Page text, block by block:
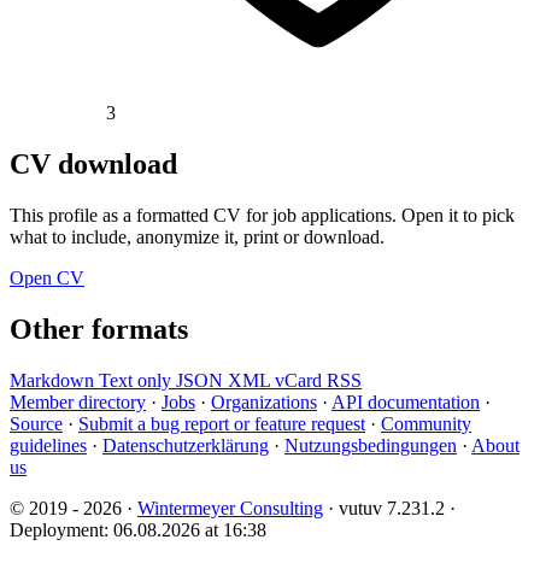
3
CV download
This profile as a formatted CV for job applications. Open it to pick
what to include, anonymize it, print or download.
Open CV
Other formats
Markdown Text only JSON XML vCard RSS
Member directory · Jobs · Organizations · API documentation ·
Source · Submit a bug report or feature request · Community
guidelines · Datenschutzerklärung · Nutzungsbedingungen · About
us
© 2019 - 2026 · Wintermeyer Consulting · vutuv 7.231.2 ·
Deployment: 06.08.2026 at 16:38